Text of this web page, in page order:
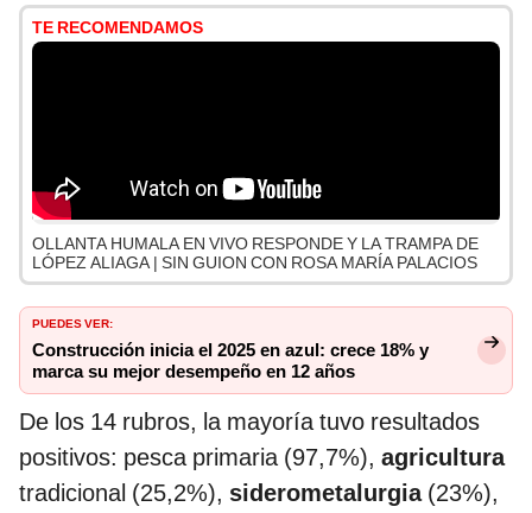
TE RECOMENDAMOS
OLLANTA HUMALA EN VIVO RESPONDE Y LA TRAMPA DE
LÓPEZ ALIAGA | SIN GUION CON ROSA MARÍA PALACIOS
PUEDES VER:
Construcción inicia el 2025 en azul: crece 18% y
marca su mejor desempeño en 12 años
De los 14 rubros, la mayoría tuvo resultados
positivos: pesca primaria (97,7%), agricultura
tradicional (25,2%), siderometalurgia (23%),